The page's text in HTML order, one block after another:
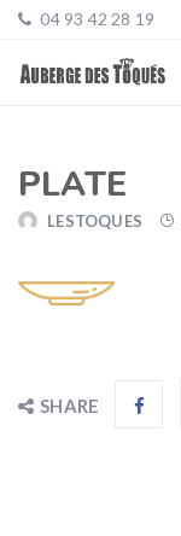
04 93 42 28 19
PLATE
LESTOQUES
SHARE